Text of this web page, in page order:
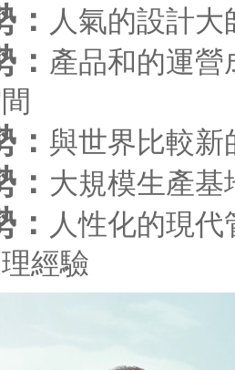
： 人氣的設計
產品和的運
與世界比較新
大規模生產
人性化的現
經驗